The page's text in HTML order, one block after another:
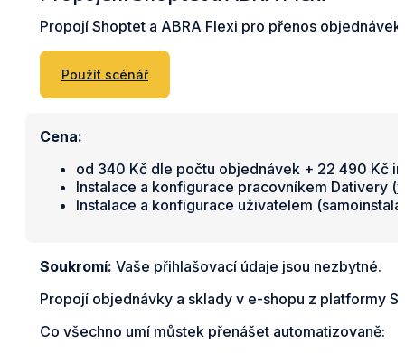
Propojí Shoptet a ABRA Flexi pro přenos
Použít scénář
Cena:
od 340 Kč dle počtu objednávek + 22 490 Kč
Instalace a konfigurace pracovníkem Dativery (
Instalace a konfigurace uživatelem
Soukromí: Vaše přihlašovací údaje jsou nezbytné.
Propojí objednávky a sklady v e-shopu z platformy
Co všechno umí můstek přenášet automatizovaně: